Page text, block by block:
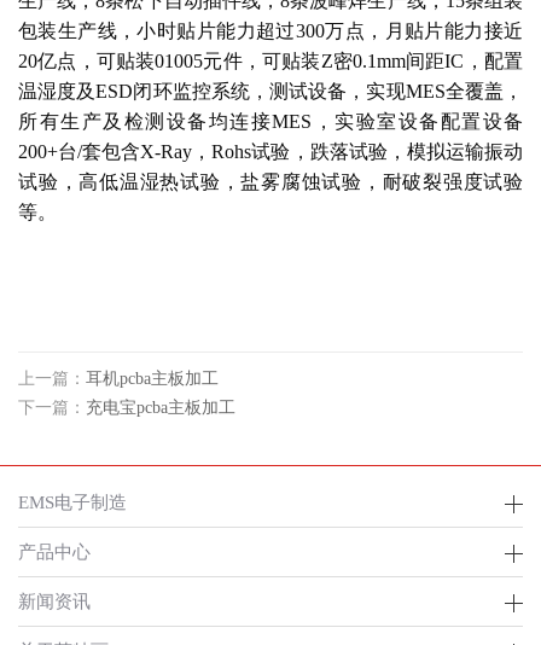
包装生产线，小时贴片能力超过300万点，月贴片能力接近
20亿点，可贴装01005元件，可贴装Z密0.1mm间距IC，配置
温湿度及ESD闭环监控系统，测试设备，实现MES全覆盖，
所有生产及检测设备均连接MES，实验室设备配置设备
200+台/套包含X-Ray，Rohs试验，跌落试验，模拟运输振动
试验，高低温湿热试验，盐雾腐蚀试验，耐破裂强度试验
等。
上一篇： 耳机pcba主板加工
下一篇： 充电宝pcba主板加工
EMS电子制造
产品中心
新闻资讯